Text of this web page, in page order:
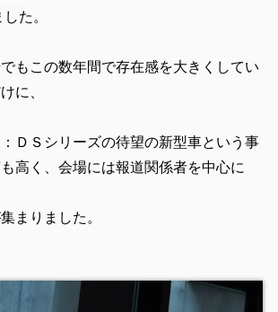
た。
もこの数年間で存在感を大きくしてい
に、
ＤＳシリーズの待望の新型車という事
高く、会場には報道関係者を中心に
まりました。